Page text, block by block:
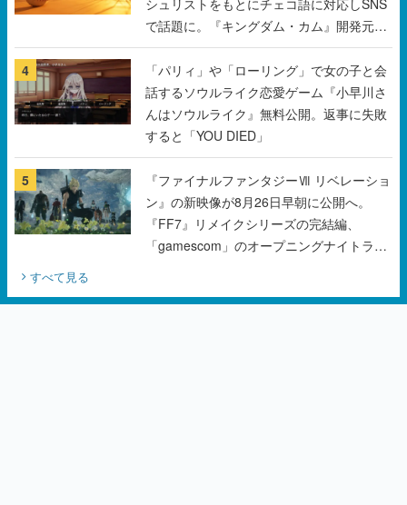
で話題に。『キングダム・カム』開発元や
チェコのプロ野球選手から称賛の声
4
「パリィ」や「ローリング」で女の子と会
話するソウルライク恋愛ゲーム『小早川さ
んはソウルライク』無料公開。返事に失敗
すると「YOU DIED」
5
『ファイナルファンタジーⅦ リベレーショ
ン』の新映像が8月26日早朝に公開へ。
『FF7』リメイクシリーズの完結編、
「gamescom」のオープニングナイトライ
すべて見る